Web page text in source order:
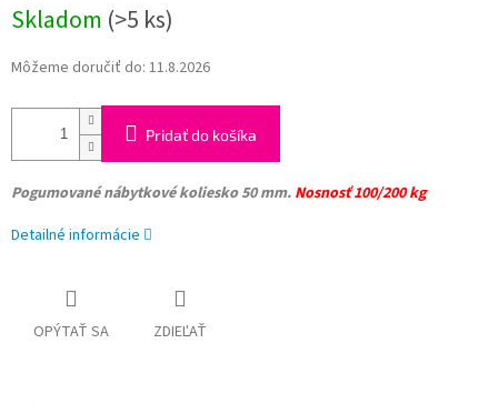
cena:
Skladom (>5 ks)
Môžeme doručiť do: 11.8.2026
Pridať do košíka
Pogumované nábytkové koliesko 50 mm. Nosnosť 100/200 kg
Detailné informácie
OPÝTAŤ SA ZDIEĽAŤ